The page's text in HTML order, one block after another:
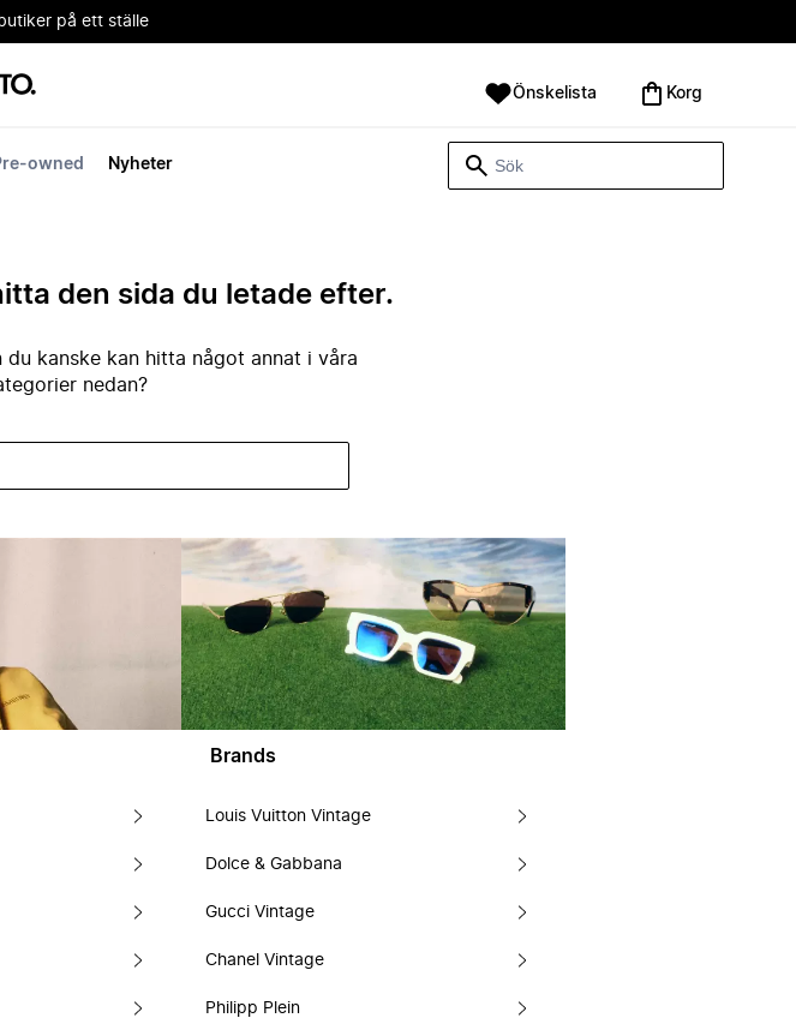
på ett ställe
owned Nyheter
Önskelista Korg
den sida du letade efter.
kanske kan hitta något annat i våra
nedan?
Brands
Louis Vuitton Vintage
Dolce & Gabbana
Gucci Vintage
Chanel Vintage
Philipp Plein